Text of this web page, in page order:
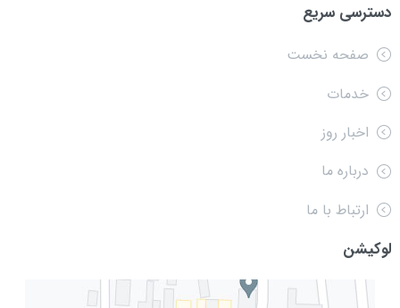
دسترسی سریع
صفحه نخست
خدمات
اخبار روز
درباره ما
ارتباط با ما
لوکیشن